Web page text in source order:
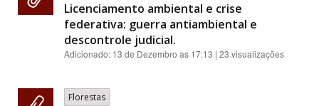
Licenciamento ambiental e crise
federativa: guerra antiambiental e
descontrole judicial.
Adicionado: 13 de Dezembro as 17:13 | 23 visualizações
Florestas